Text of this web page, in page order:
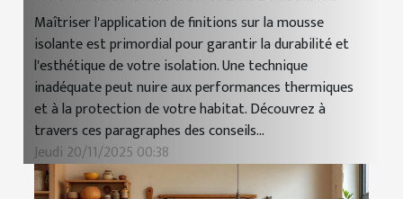
Maîtriser l'application de finitions sur la mousse
isolante est primordial pour garantir la durabilité et
l'esthétique de votre isolation. Une technique
inadéquate peut nuire aux performances thermiques
et à la protection de votre habitat. Découvrez à
travers ces paragraphes des conseils...
Jeudi 20/11/2025 00:38